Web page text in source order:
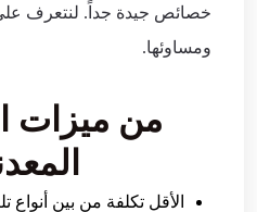
خصائص جيدة جداً. لنتعرف على
ومساوئها.
من ميزات
الأقل تكلفة من بين أنواع